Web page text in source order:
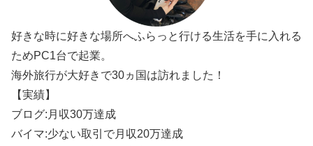
好きな時に好きな場所へふらっと行ける生活を手に入れる
ためPC1台で起業。
海外旅行が大好きで30ヵ国は訪れました！
【実績】
ブログ:月収30万達成
バイマ:少ない取引で月収20万達成